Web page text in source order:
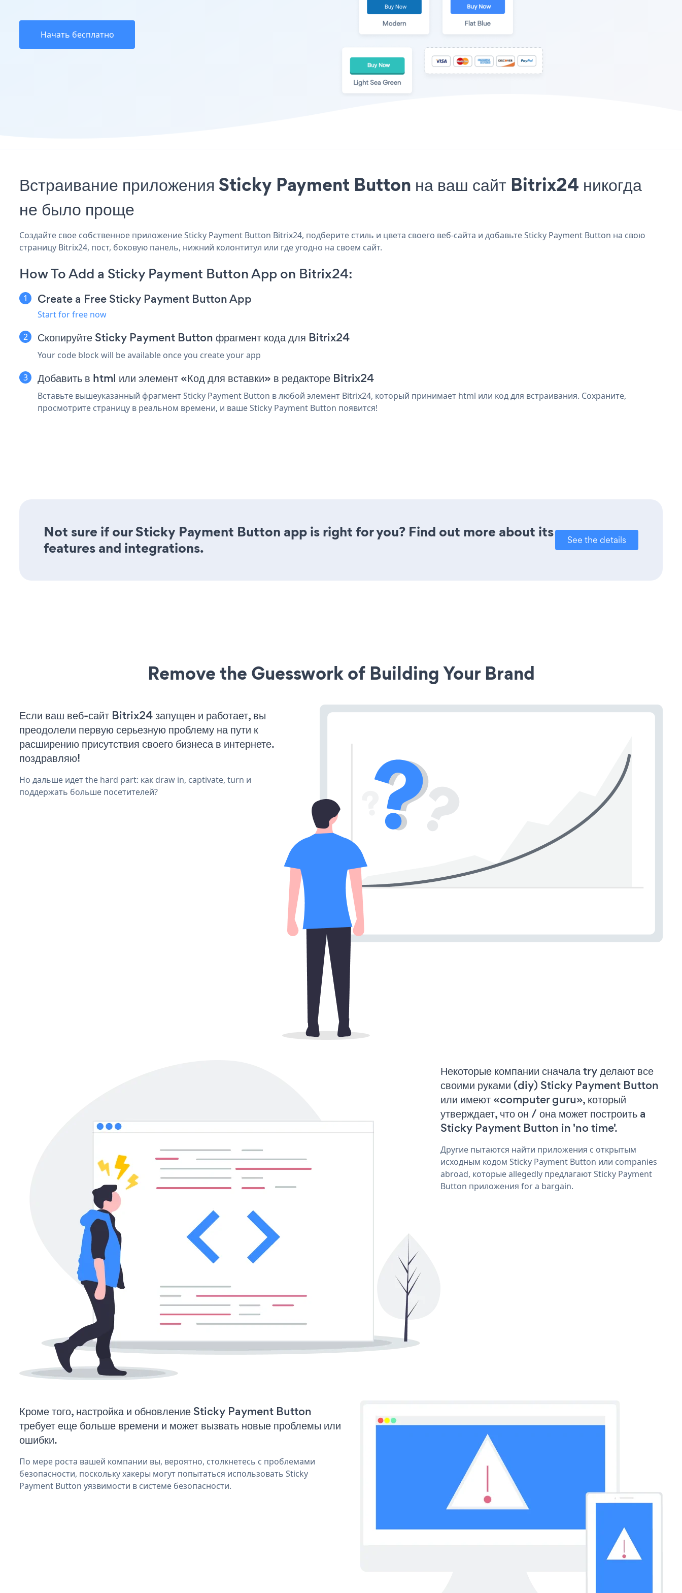
Начать бесплатно
Встраивание приложения Sticky Payment Button на ваш сайт Bitrix24 никогда
не было проще
Создайте свое собственное приложение Sticky Payment Button Bitrix24, подберите стиль и цвета своего веб-сайта и добавьте Sticky Payment Button на свою
страницу Bitrix24, пост, боковую панель, нижний колонтитул или где угодно на своем сайт.
How To Add a Sticky Payment Button App on Bitrix24:
Create a Free Sticky Payment Button App
Start for free now
Скопируйте Sticky Payment Button фрагмент кода для Bitrix24
Your code block will be available once you create your app
Добавить в html или элемент «Код для вставки» в редакторе Bitrix24
Вставьте вышеуказанный фрагмент Sticky Payment Button в любой элемент Bitrix24, который принимает html или код для встраивания. Сохраните,
просмотрите страницу в реальном времени, и ваше Sticky Payment Button появится!
Not sure if our Sticky Payment Button app is right for you? Find out more about its
features and integrations.
See the details
Remove the Guesswork of Building Your Brand
Если ваш веб-сайт Bitrix24 запущен и работает, вы
преодолели первую серьезную проблему на пути к
расширению присутствия своего бизнеса в интернете.
поздравляю!
Но дальше идет the hard part: как draw in, captivate, turn и
поддержать больше посетителей?
Некоторые компании сначала try делают все
своими руками (diy) Sticky Payment Button
или имеют «computer guru», который
утверждает, что он / она может построить a
Sticky Payment Button in 'no time'.
Другие пытаются найти приложения с открытым
исходным кодом Sticky Payment Button или companies
abroad, которые allegedly предлагают Sticky Payment
Button приложения for a bargain.
Кроме того, настройка и обновление Sticky Payment Button
требует еще больше времени и может вызвать новые проблемы или
ошибки.
По мере роста вашей компании вы, вероятно, столкнетесь с проблемами
безопасности, поскольку хакеры могут попытаться использовать Sticky
Payment Button уязвимости в системе безопасности.